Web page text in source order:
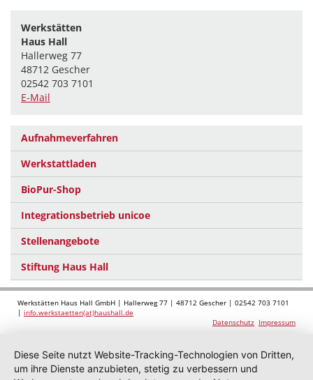
Werkstätten
Haus Hall
Hallerweg 77
48712 Gescher
02542 703 7101
E-Mail
Aufnahmeverfahren
Werkstattladen
BioPur-Shop
Integrationsbetrieb unicoe
Stellenangebote
Stiftung Haus Hall
Werkstätten Haus Hall GmbH | Hallerweg 77 | 48712 Gescher | 02542 703 7101
| info.werkstaetten(at)haushall.de
Datenschutz Impressum
Diese Seite nutzt Website-Tracking-Technologien von Dritten,
um ihre Dienste anzubieten, stetig zu verbessern und